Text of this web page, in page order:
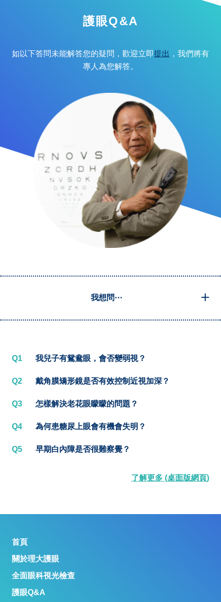
護眼Q&A
如以下答問未能解答您的疑問，歡迎立即提出 ，我們將有
專人為您解答。
我想問⋯
Q1 我兒子有鴛鴦眼，會否變弱視？
Q2 戴角膜矯形鏡是否有效控制近視加深？
Q3 怎樣解決老花眼矇矇的問題？
Q4 為何患糖尿上眼會有機會失明？
Q5 早期白內障是否很難察覺？
了解更多 (桌面版網頁)
首頁
關於理大護眼
全面眼科視光檢查
護眼Q&A